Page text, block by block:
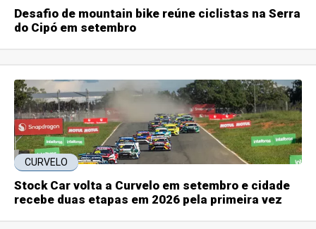
Desafio de mountain bike reúne ciclistas na Serra
do Cipó em setembro
CURVELO
Stock Car volta a Curvelo em setembro e cidade
recebe duas etapas em 2026 pela primeira vez